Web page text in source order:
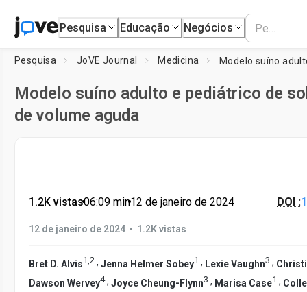
Pesquisa Educação Negócios
Pesquisa JoVE Journal Medicina
Modelo suíno adulto e pediátrico de
de volume aguda
1.2K vistas•06:09 min•12 de janeiro de 2024 DOI :
12 de janeiro de 2024 • 1.2K vistas
Bret D. Alvis1,2 , Jenna Helmer Sobey1 , Lexie Vaughn3 ,
Dawson Wervey4, Joyce Cheung-Flynn3 , Marisa Case1 ,